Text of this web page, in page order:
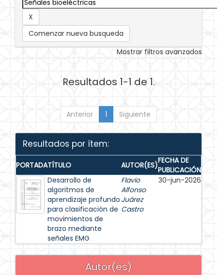
Comenzar nueva busqueda
Mostrar filtros avanzados
Resultados 1-1 de 1.
Anterior 1 Siguiente
Resultados por ítem:
PORTADATÍTULO AUTOR(ES)FECHA DE
PUBLICACIÓN
Desarrollo de
algoritmos de
aprendizaje profundo
para clasificación de
movimientos de
brazo mediante
señales EMG
Flavio
Alfonso
Juárez
Castro
30-jun-2026
Autor(es)